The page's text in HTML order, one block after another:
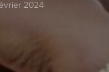
2024